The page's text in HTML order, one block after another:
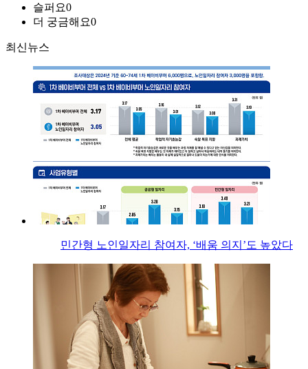
슬퍼요0
더 궁금해요0
최신뉴스
민간형 노인일자리 참여자, ‘배움 의지’도 높았다